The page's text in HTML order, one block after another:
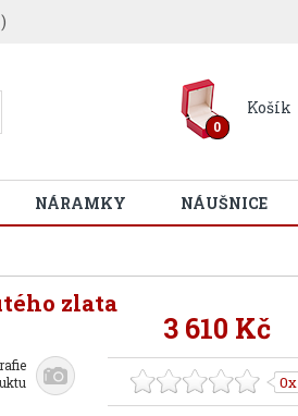
0
Košík
NÁRAMKY NÁUŠNICE
zlata
3 610 Kč
0x